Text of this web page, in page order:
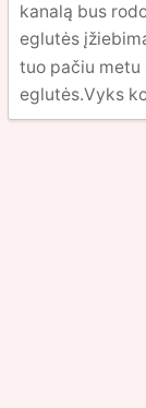
kanalą bus
eglutės
tuo pačiu metu
eglutės.Vyks